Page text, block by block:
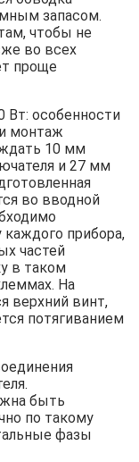
запасом.
чтобы не
во всех
проще
10 мм
и 27 мм
во вводной
прибора,
частей
в таком
На
верхний винт,
потягиванием
быть
по такому
фазы